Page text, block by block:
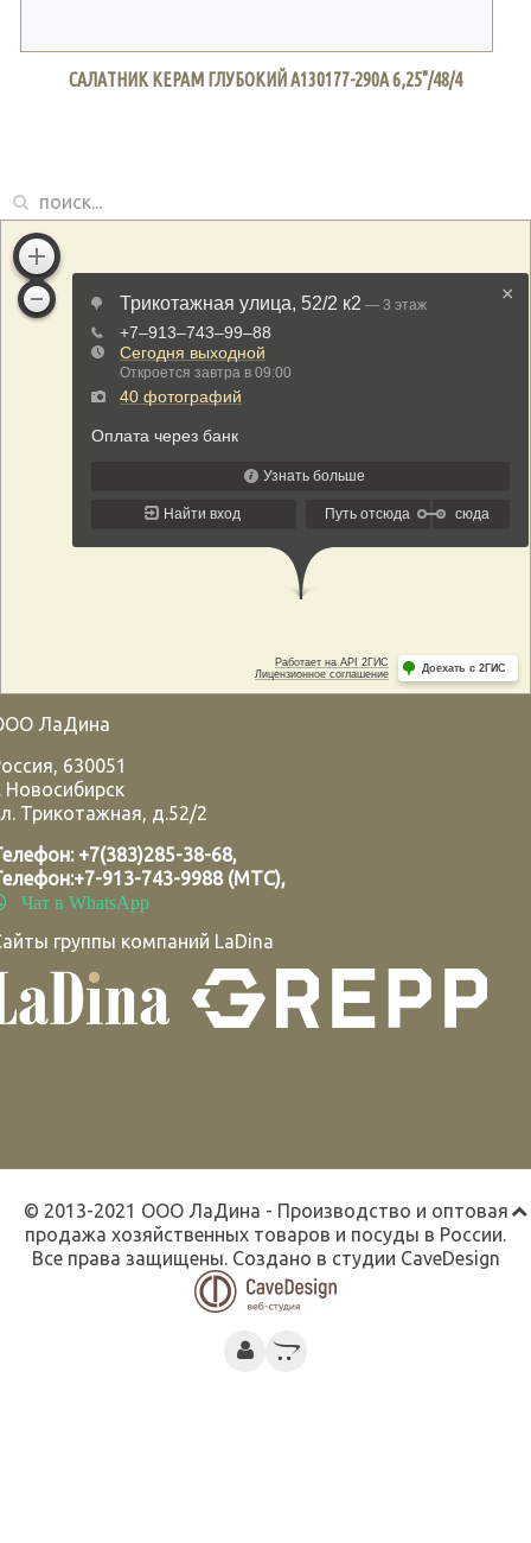
САЛАТНИК КЕРАМ ГЛУБОКИЙ A130177-290A 6,25"/48/4
ЛаДина
, 630051
Новосибирск
Трикотажная, д.52/2
+7(383)285-38-68,
+7-913-743-9988 (МТС),
Чат в WhatsApp
группы компаний LaDina
© 2013-2021 ООО ЛаДина - Производство и оптовая
продажа хозяйственных товаров и посуды в России.
Все права защищены. Создано в студии CaveDesign